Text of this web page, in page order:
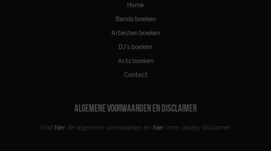
Home
Bands boeken
Artiesten boeken
DJ’s boeken
Acts boeken
Contact
ALGEMENE VOORWAARDEN EN DISCLAIMER
Vind hier de algemene voorwaarden en hier onze privacy disclaimer.